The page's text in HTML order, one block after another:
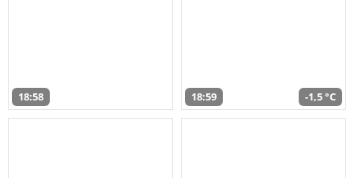
18:58 18:59 -1,5 °C